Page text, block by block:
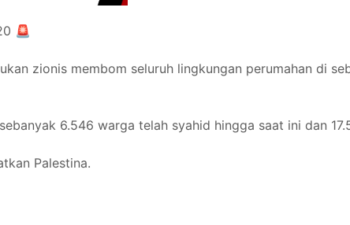
🚨
zionis membom seluruh lingkungan perumahan di
6.546 warga telah syahid hingga saat ini dan
Palestina.